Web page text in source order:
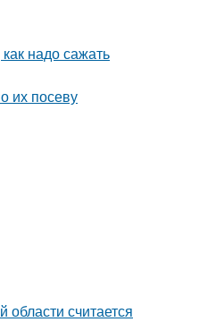
надо сажать
их посеву
считается